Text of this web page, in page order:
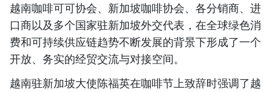
越南咖啡可可协会、新加坡咖啡协会、各分销商、进
口商以及多个国家驻新加坡外交代表，在全球绿色消
费和可持续供应链趋势不断发展的背景下形成了一个
开放、务实的经贸交流与对接空间。
越南驻新加坡大使陈福英在咖啡节上致辞时强调了越